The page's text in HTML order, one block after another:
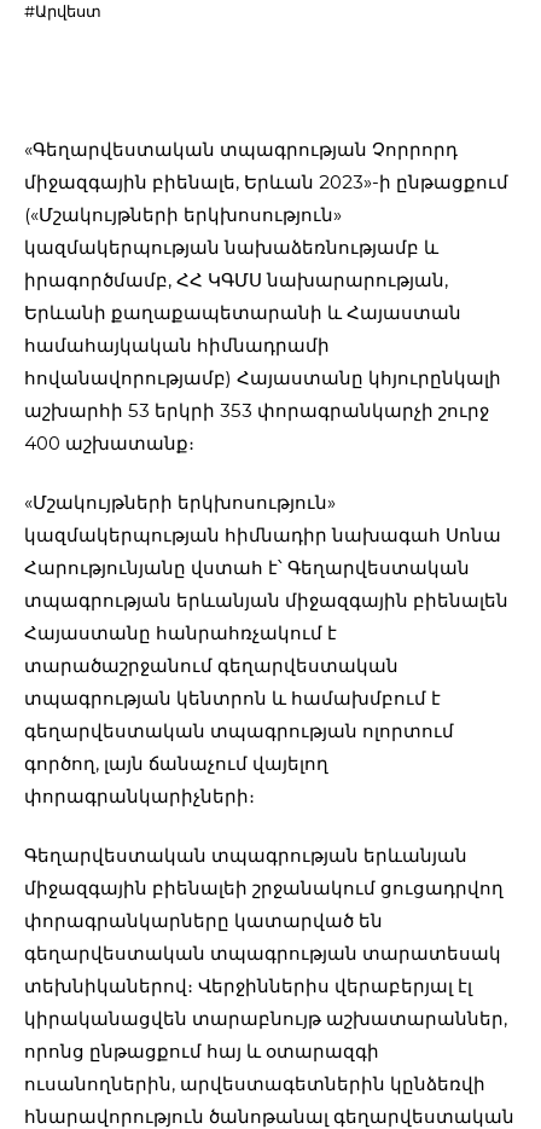
#Արվեստ
«Գեղարվեստական տպագրության Չորրորդ
միջազգային բիենալե, Երևան 2023»-ի ընթացքում
(«Մշակույթների երկխոսություն»
կազմակերպության նախաձեռնությամբ և
իրագործմամբ, ՀՀ ԿԳՄՍ նախարարության,
Երևանի քաղաքապետարանի և Հայաստան
համահայկական հիմնադրամի
հովանավորությամբ) Հայաստանը կհյուրընկալի
աշխարհի 53 երկրի 353 փորագրանկարչի շուրջ
400 աշխատանք։
«Մշակույթների երկխոսություն»
կազմակերպության հիմնադիր նախագահ Սոնա
Հարությունյանը վստահ է՝ Գեղարվեստական
տպագրության երևանյան միջազգային բիենալեն
Հայաստանը հանրահռչակում է
տարածաշրջանում գեղարվեստական
տպագրության կենտրոն և համախմբում է
գեղարվեստական տպագրության ոլորտում
գործող, լայն ճանաչում վայելող
փորագրանկարիչների։
Գեղարվեստական տպագրության երևանյան
միջազգային բիենալեի շրջանակում ցուցադրվող
փորագրանկարները կատարված են
գեղարվեստական տպագրության տարատեսակ
տեխնիկաներով։ Վերջիններիս վերաբերյալ էլ
կիրականացվեն տարաբնույթ աշխատարաններ,
որոնց ընթացքում հայ և օտարազգի
ուսանողներին, արվեստագետներին կընձեռվի
հնարավորություն ծանոթանալ գեղարվեստական